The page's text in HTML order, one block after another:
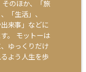
そのほか、「旅
「生活」、
出来事」などに
。 モットーは
ゆっくりだけ
よう人生を歩